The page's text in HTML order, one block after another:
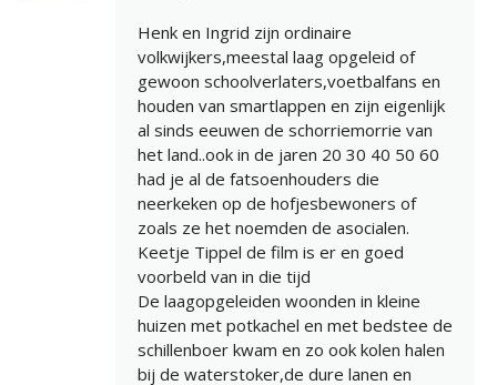
Henk en Ingrid zijn ordinaire
volkwijkers,meestal laag opgeleid of
gewoon schoolverlaters,voetbalfans en
houden van smartlappen en zijn eigenlijk
al sinds eeuwen de schorriemorrie van
het land..ook in de jaren 20 30 40 50 60
had je al de fatsoenhouders die
neerkeken op de hofjesbewoners of
zoals ze het noemden de asocialen.
Keetje Tippel de film is er en goed
voorbeld van in die tijd
De laagopgeleiden woonden in kleine
huizen met potkachel en met bedstee de
schillenboer kwam en zo ook kolen halen
bij de waterstoker,de dure lanen en